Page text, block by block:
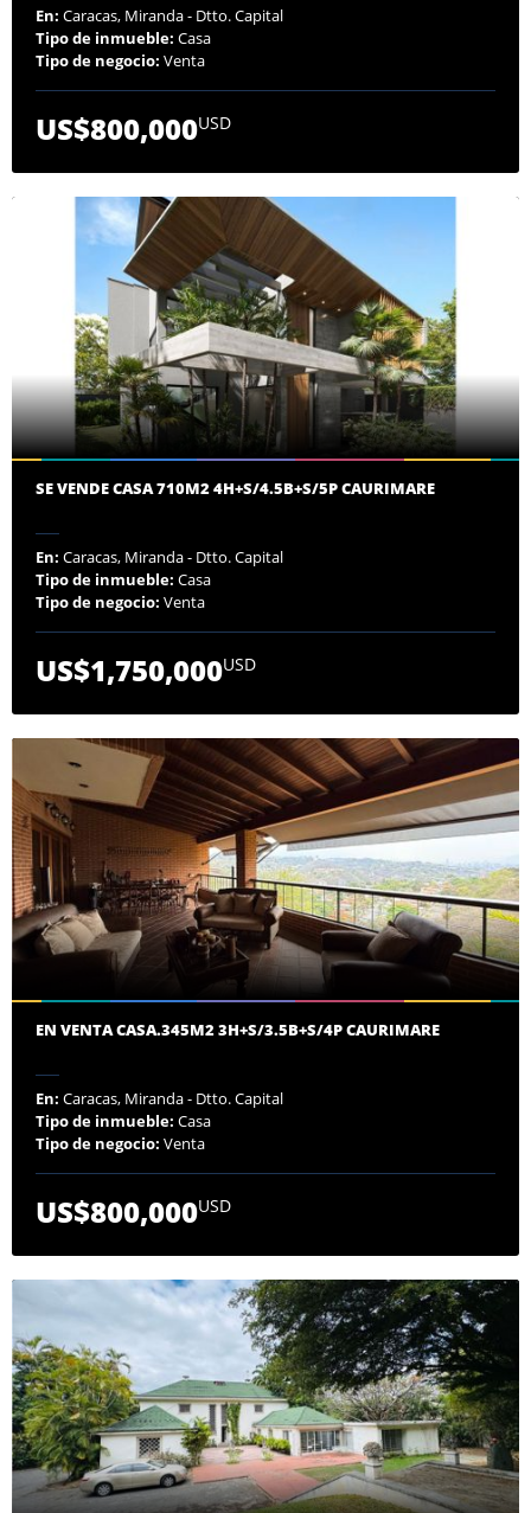
En: Caracas, Miranda - Dtto. Capital
Tipo de inmueble: Casa
Tipo de negocio: Venta
US$800,000USD
SE VENDE CASA 710M2 4H+S/4.5B+S/5P CAURIMARE
En: Caracas, Miranda - Dtto. Capital
Tipo de inmueble: Casa
Tipo de negocio: Venta
US$1,750,000USD
EN VENTA CASA.345M2 3H+S/3.5B+S/4P CAURIMARE
En: Caracas, Miranda - Dtto. Capital
Tipo de inmueble: Casa
Tipo de negocio: Venta
US$800,000USD